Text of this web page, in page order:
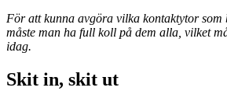
För att kunna avgöra vilka kontaktytor
måste man ha full koll på dem alla, vilket
idag.
Skit in, skit ut